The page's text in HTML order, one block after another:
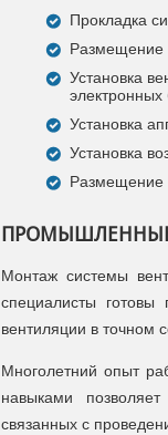
Прокладка
Размещение
Установка
электронных
Установка
Установка
Размещение
Монтаж системы
специалисты готовы
вентиляции в точном
Многолетний опыт
навыками
связанных с